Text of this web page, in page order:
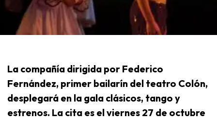
La compañía dirigida por Federico
Fernández, primer bailarín del teatro Colón,
desplegará en la gala clásicos, tango y
estrenos. La cita es el viernes 27 de octubre